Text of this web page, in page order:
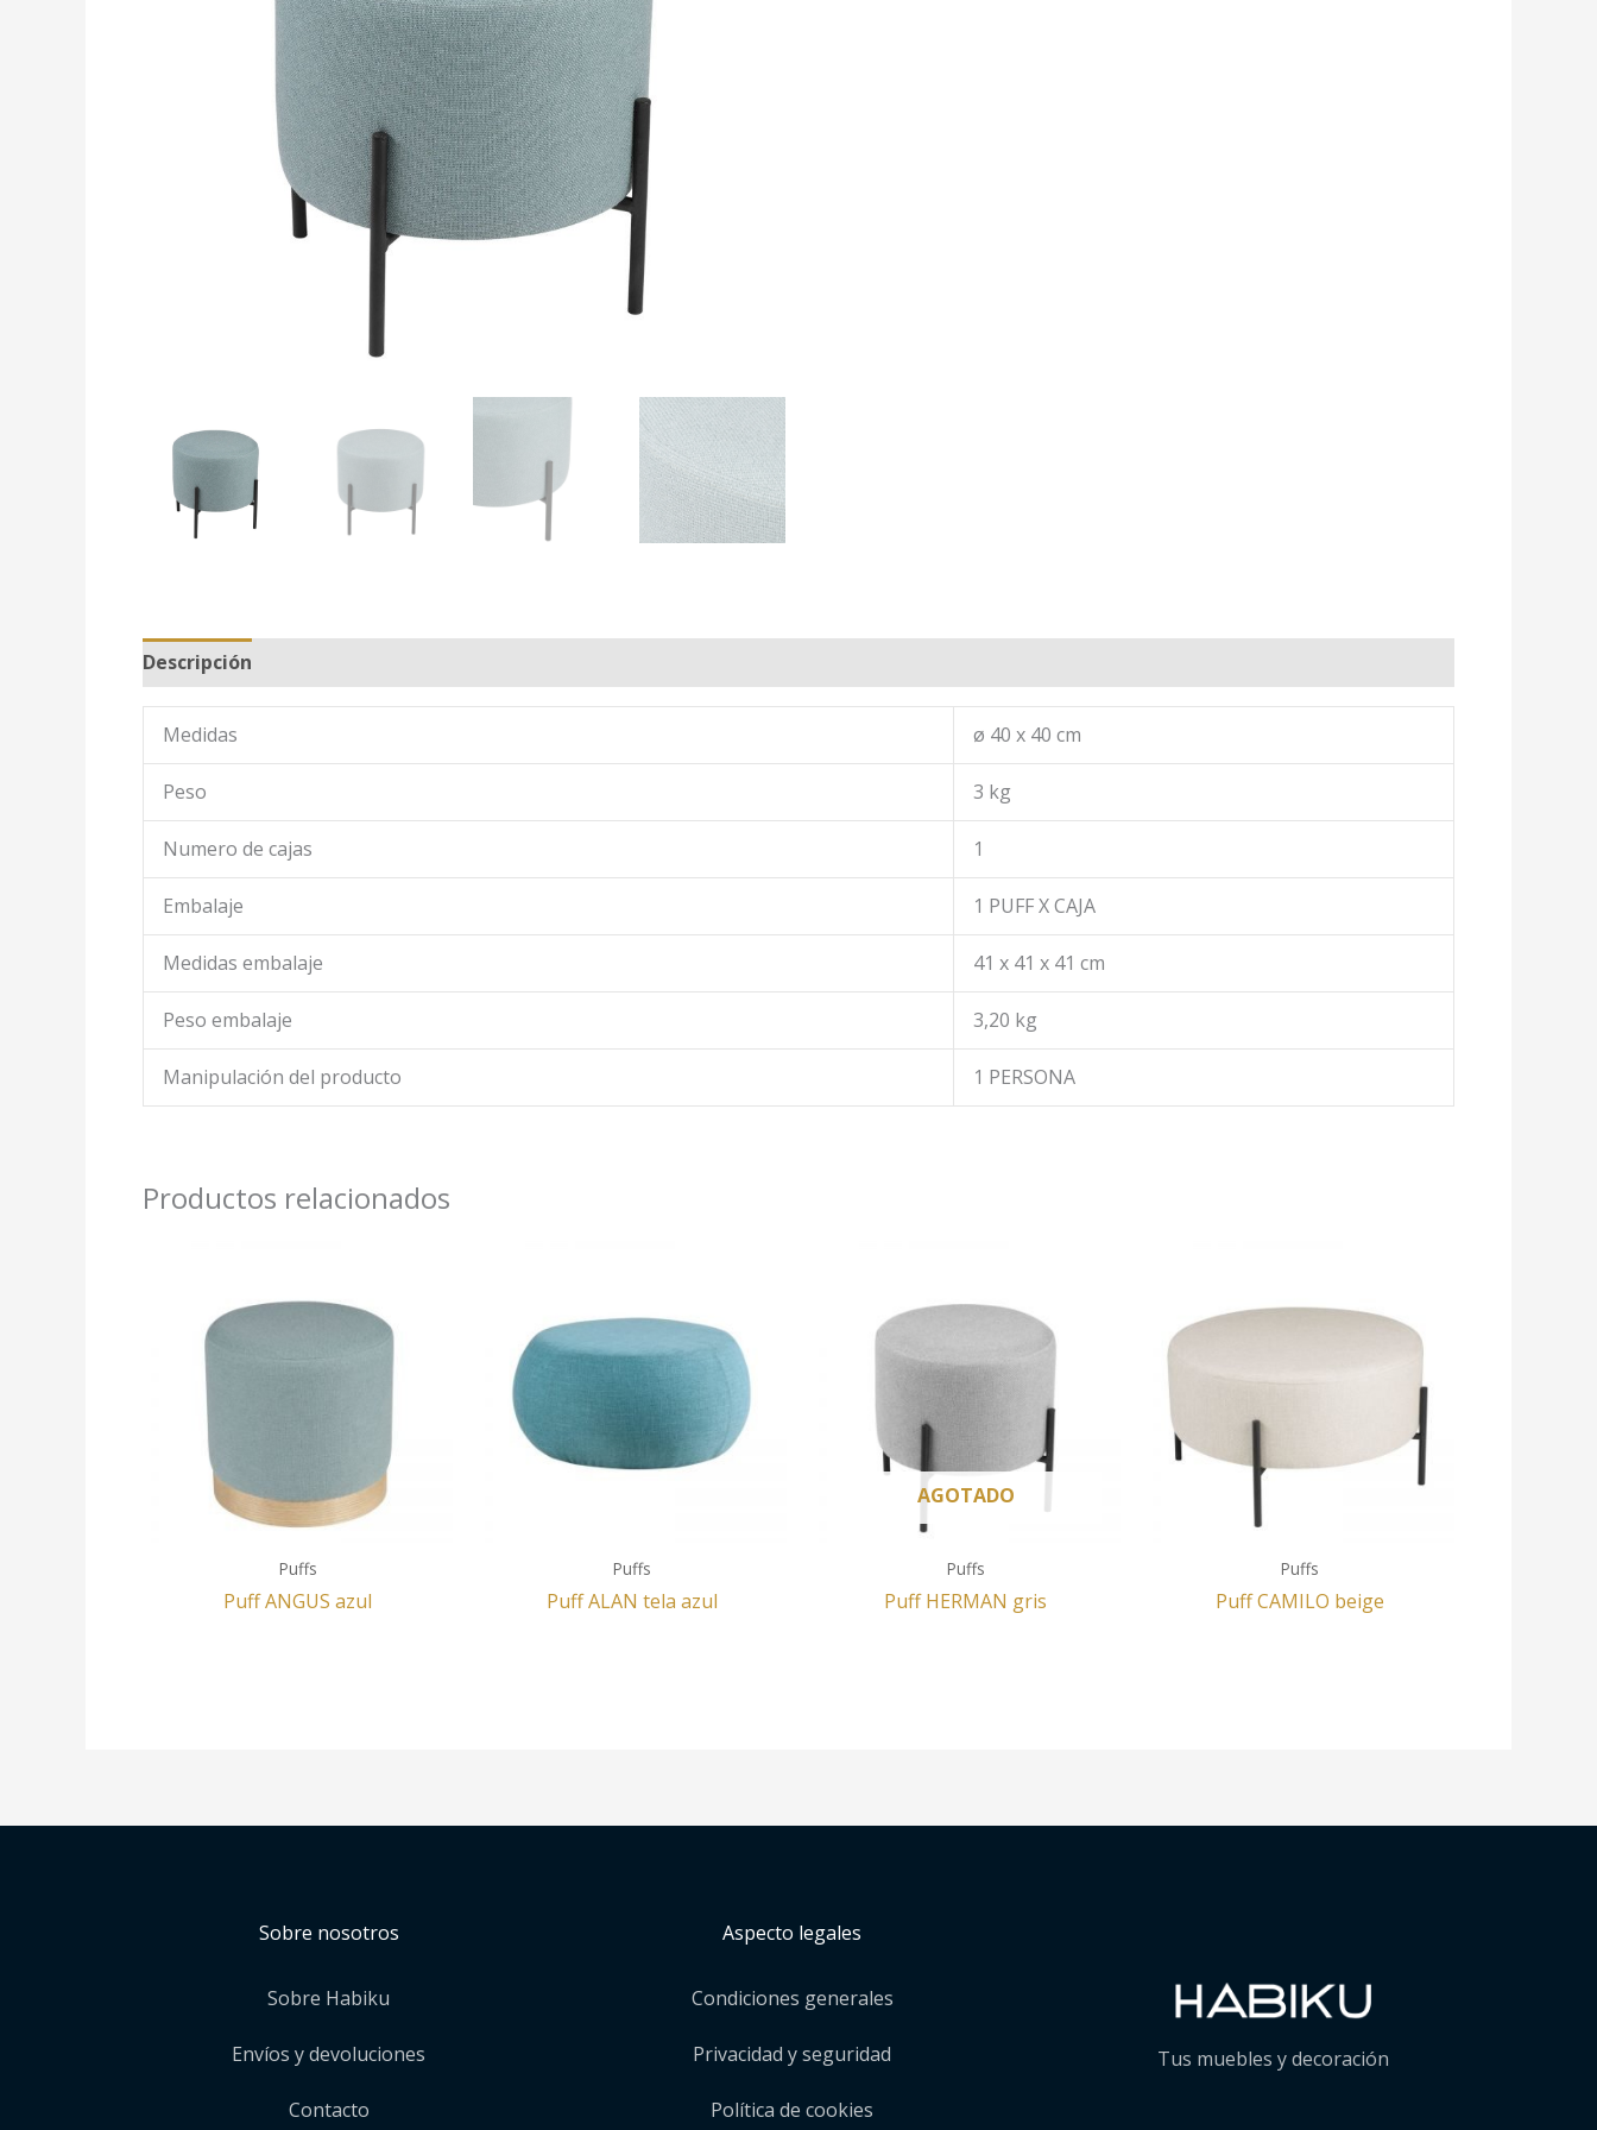
Descripción
Medidas ø 40 x 40 cm
Peso 3 kg
Numero de cajas 1
Embalaje 1 PUFF X CAJA
Medidas embalaje 41 x 41 x 41 cm
Peso embalaje 3,20 kg
Manipulación del producto 1 PERSONA
Productos relacionados
Puffs
Puff ANGUS azul
Puffs
Puff ALAN tela azul
AGOTADO
Puffs
Puff HERMAN gris
Puffs
Puff CAMILO beige
Sobre nosotros
Sobre Habiku
Envíos y devoluciones
Contacto
Aspecto legales
Condiciones generales
Privacidad y seguridad
Política de cookies
Tus muebles y decoración